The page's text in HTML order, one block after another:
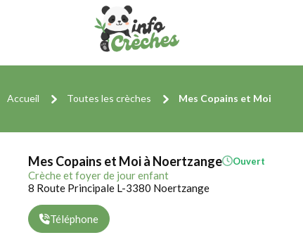
Accueil Toutes les crèches Mes Copains et Moi
Mes Copains et Moi à Noertzange Ouvert
Crèche et foyer de jour enfant
8 Route Principale L-3380 Noertzange
Téléphone